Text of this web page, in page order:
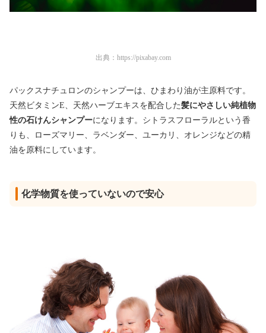
出典： https://pixabay.com
パックスナチュロンのシャンプーは、ひまわり油が主原料です。
天然ビタミンE、天然ハーブエキスを配合した髪にやさしい純植物
性の石けんシャンプーになります。シトラスフローラルという香
りも、ローズマリー、ラベンダー、ユーカリ、オレンジなどの精
油を原料にしています。
化学物質を使っていないので安心